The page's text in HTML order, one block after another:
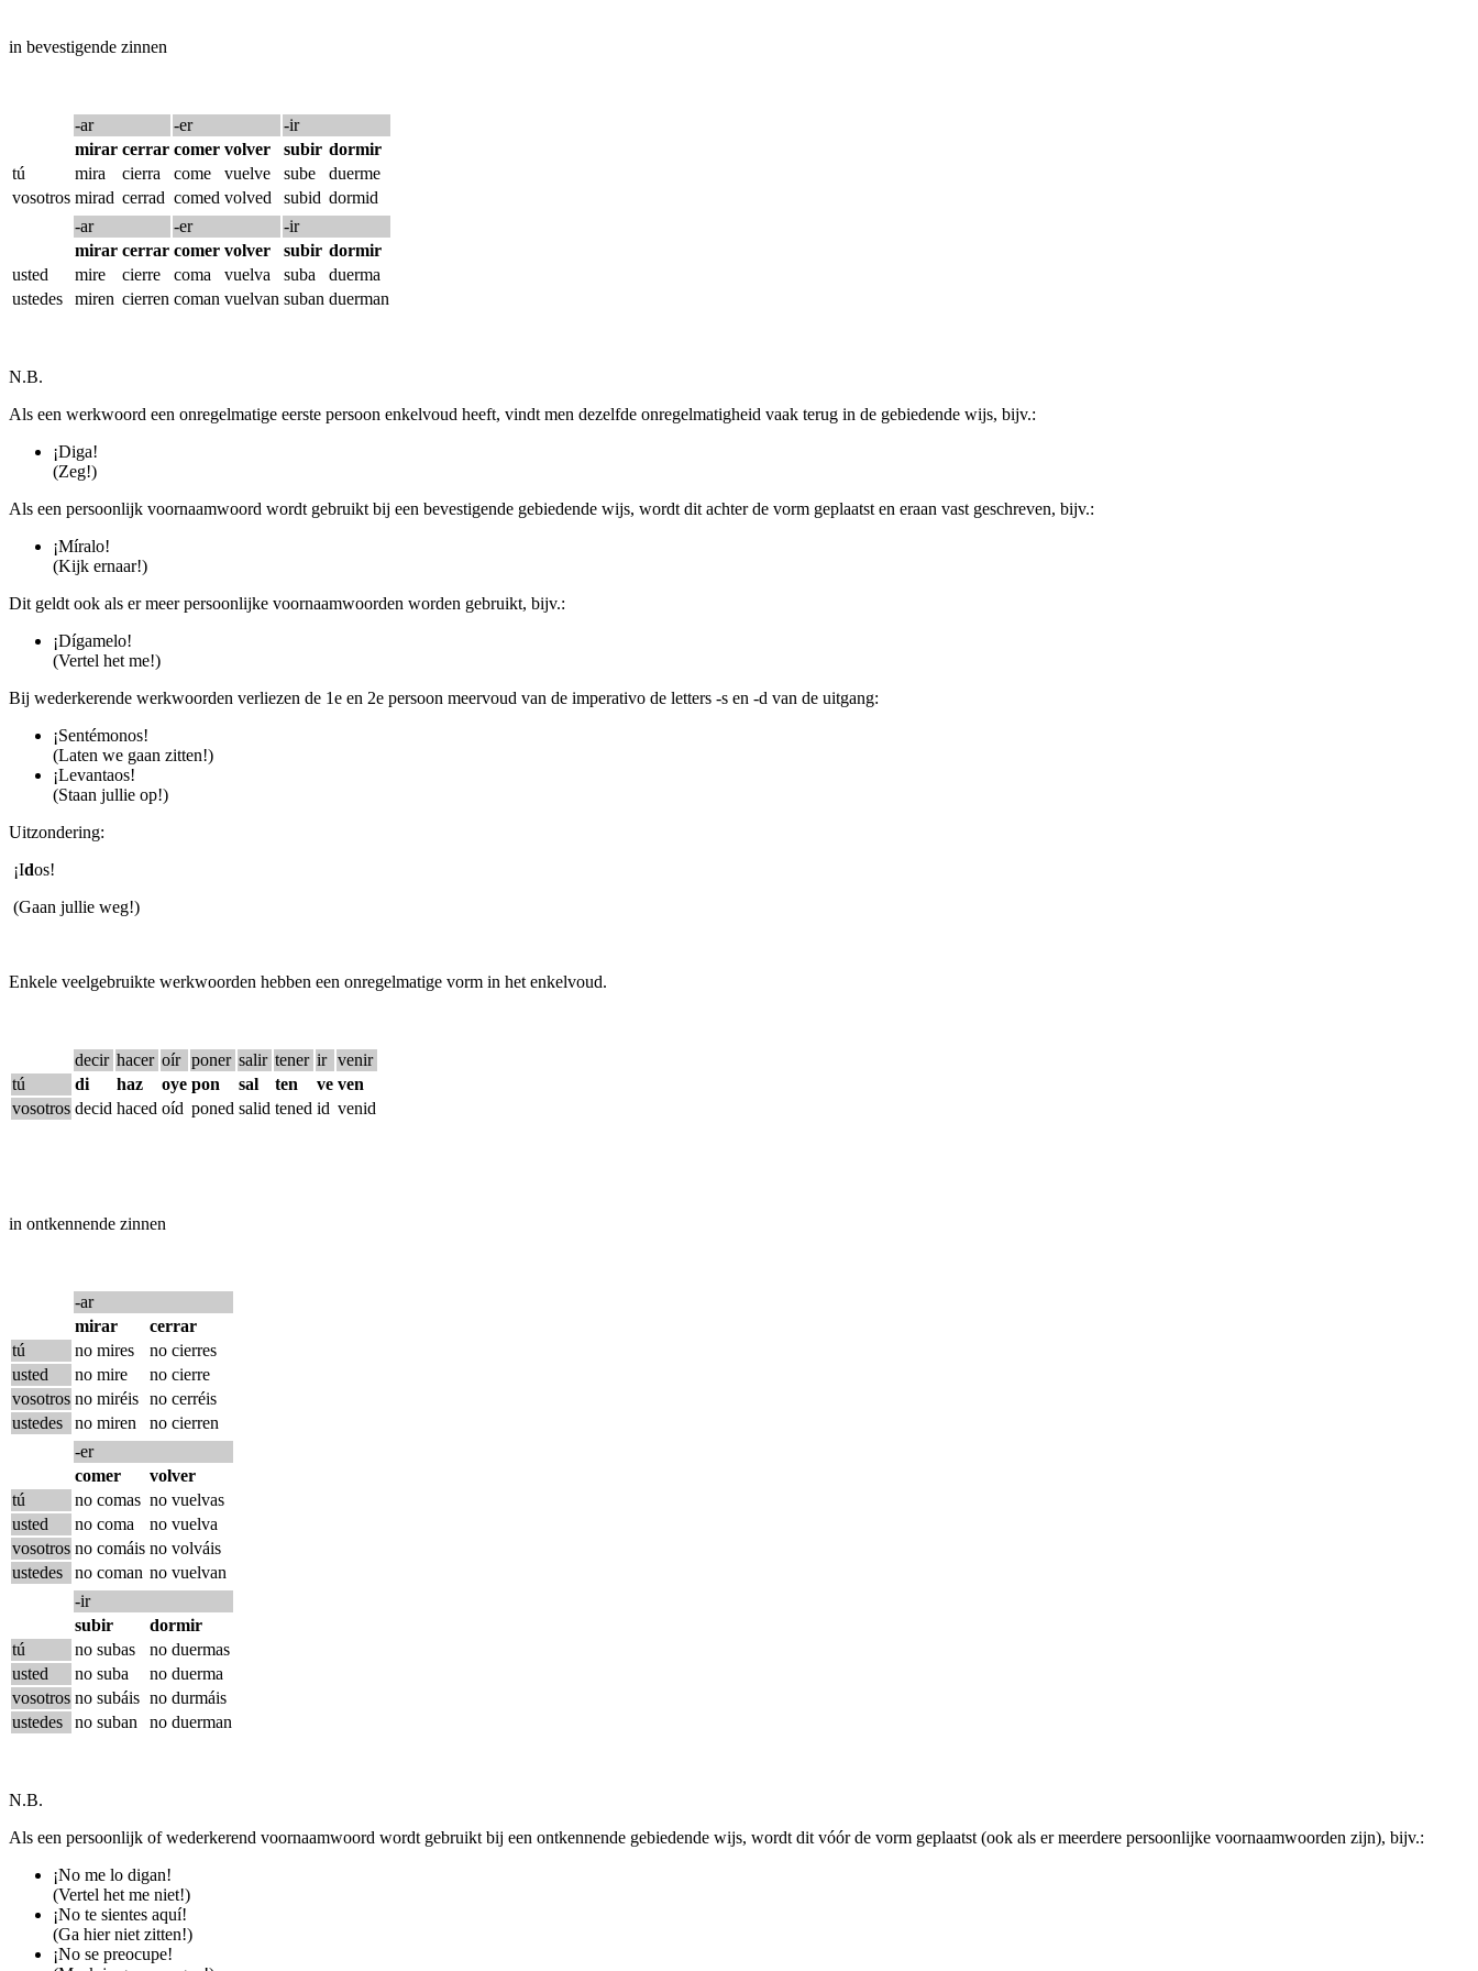
in bevestigende zinnen
-ar -er
-ir
mirar cerrar comer volver subir dormir
tú
mira cierra come vuelve sube
duerme
vosotros mirad cerrad comed volved subid dormid
-ar
-er
-ir
mirar cerrar comer volver subir dormir
usted
mire cierre coma vuelva suba
duerma
ustedes
miren cierren coman vuelvan suban duerman
N.B.
Als een werkwoord een onregelmatige eerste persoon enkelvoud heeft, vindt men dezelfde onregelmatigheid vaak terug in de gebiedende wijs, bijv.:
¡Diga!
(Zeg!)
Als een persoonlijk voornaamwoord wordt gebruikt bij een bevestigende gebiedende wijs, wordt dit achter de vorm geplaatst en eraan vast geschreven, bijv.:
¡Míralo!
(Kijk ernaar!)
Dit geldt ook als er meer persoonlijke voornaamwoorden worden gebruikt, bijv.:
¡Dígamelo!
(Vertel het me!)
Bij wederkerende werkwoorden verliezen de 1e en 2e persoon meervoud van de imperativo de letters -s en -d van de uitgang:
¡Sentémonos!
(Laten we gaan zitten!)
¡Levantaos!
(Staan jullie op!)
Uitzondering:
¡Idos!
(Gaan jullie weg!)
Enkele veelgebruikte werkwoorden hebben een onregelmatige vorm in het enkelvoud.
decir hacer oír poner salir tener ir venir
tú
di haz oye pon sal ten ve ven
vosotros decid haced oíd poned salid tened id venid
in ontkennende zinnen
-ar
mirar
cerrar
tú
no mires
no cierres
usted
no mire
no cierre
vosotros no miréis no cerréis
ustedes
no miren
no cierren
-er
comer
volver
tú
no comas no vuelvas
usted
no coma
no vuelva
vosotros no comáis no volváis
ustedes
no coman no vuelvan
-ir
subir
dormir
tú
no subas
no duermas
usted
no suba
no duerma
vosotros no subáis no durmáis
ustedes
no suban no duerman
N.B.
Als een persoonlijk of wederkerend voornaamwoord wordt gebruikt bij een ontkennende gebiedende wijs, wordt dit vóór de vorm geplaatst (ook als er meerdere persoonlijke voornaamwoorden zijn), bijv.:
¡No me lo digan!
(Vertel het me niet!)
¡No te sientes aquí!
(Ga hier niet zitten!)
¡No se preocupe!